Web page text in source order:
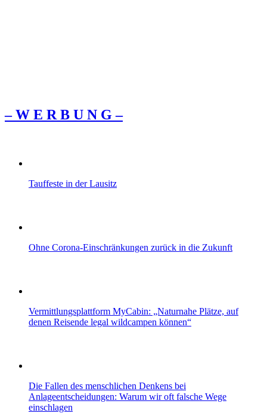
– W Ε R Β U Ν G –
Tauffeste in der Lausitz
Ohne Corona-Einschränkungen zurück in die Zukunft
Vermittlungsplattform MyCabin: „Naturnahe Plätze, auf
denen Reisende legal wildcampen können“
Die Fallen des menschlichen Denkens bei
Anlageentscheidungen: Warum wir oft falsche Wege
einschlagen